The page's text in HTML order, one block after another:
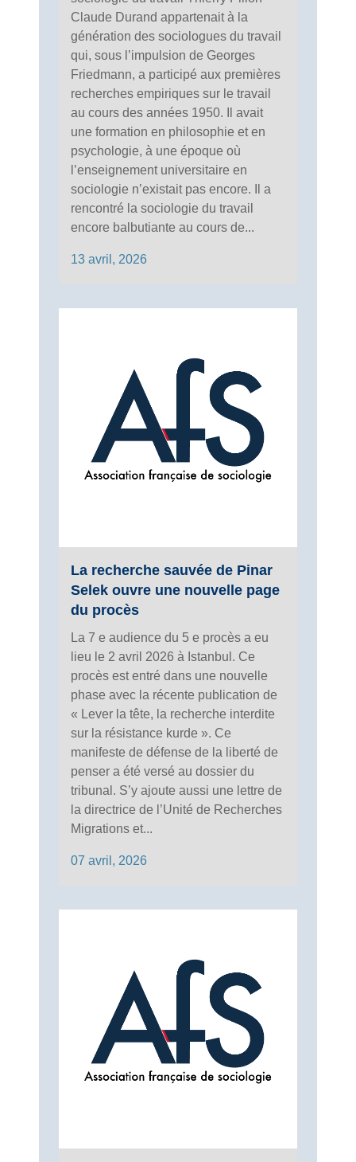
Claude Durand appartenait à la
génération des sociologues du travail
qui, sous l’impulsion de Georges
Friedmann, a participé aux premières
recherches empiriques sur le travail
au cours des années 1950. Il avait
une formation en philosophie et en
psychologie, à une époque où
l’enseignement universitaire en
sociologie n’existait pas encore. Il a
rencontré la sociologie du travail
encore balbutiante au cours de...
13 avril, 2026
La recherche sauvée de Pinar
Selek ouvre une nouvelle page
du procès
La 7 e audience du 5 e procès a eu
lieu le 2 avril 2026 à Istanbul. Ce
procès est entré dans une nouvelle
phase avec la récente publication de
« Lever la tête, la recherche interdite
sur la résistance kurde ». Ce
manifeste de défense de la liberté de
penser a été versé au dossier du
tribunal. S’y ajoute aussi une lettre de
la directrice de l’Unité de Recherches
Migrations et...
07 avril, 2026